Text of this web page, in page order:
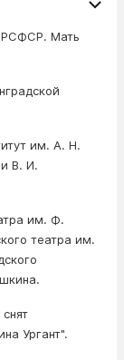
РСФСР. Мать
им. А. Н.
В. И.
им. Ф.
театра им.
Ургант".